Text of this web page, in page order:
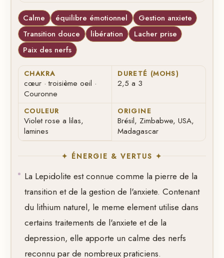
Calme équilibre émotionnel
Gestion anxiete
Transition douce
libération
Lacher prise
Paix des nerfs
CHAKRA
cœur · troisième oeil ·
Couronne
DURETÉ (MOHS)
2,5 a 3
COULEUR
Violet rose a lilas,
lamines
ORIGINE
Brésil, Zimbabwe, USA,
Madagascar
✦ ÉNERGIE & VERTUS ✦
La Lepidolite est connue comme la pierre de la
transition et de la gestion de l'anxiete. Contenant
du lithium naturel, le meme element utilise dans
certains traitements de l'anxiete et de la
depression, elle apporte un calme des nerfs
reconnu par de nombreux praticiens.